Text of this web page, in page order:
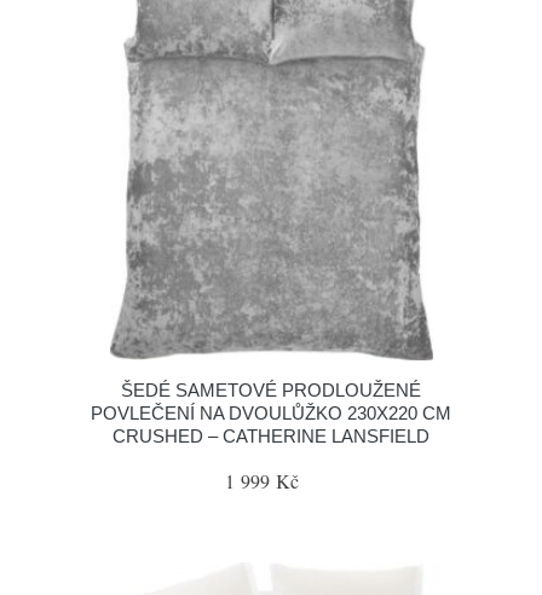
ŠEDÉ SAMETOVÉ PRODLOUŽENÉ
POVLEČENÍ NA DVOULŮŽKO 230X220 CM
CRUSHED – CATHERINE LANSFIELD
1 999 Kč